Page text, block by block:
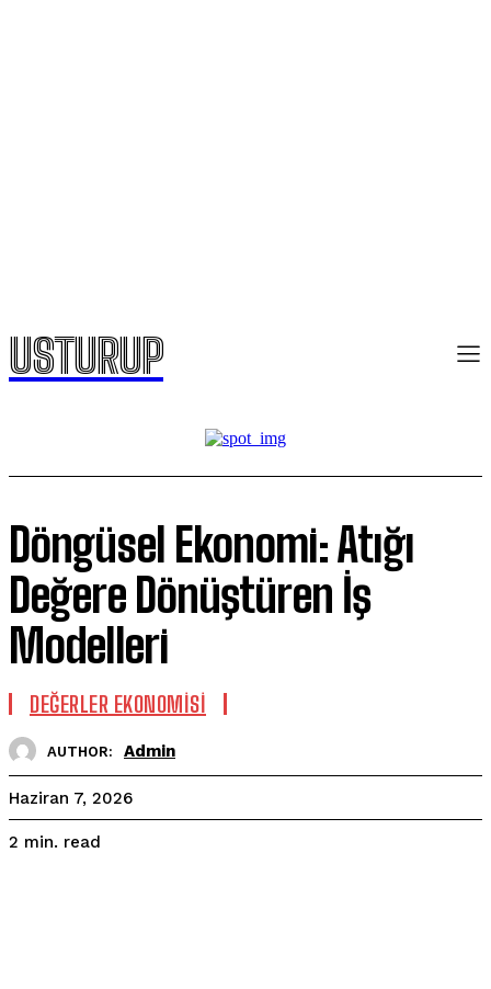
USTURUP
Döngüsel Ekonomi: Atığı
Değere Dönüştüren İş
Modelleri
DEĞERLER EKONOMISI
AUTHOR: Admin
Haziran 7, 2026
2 min. read